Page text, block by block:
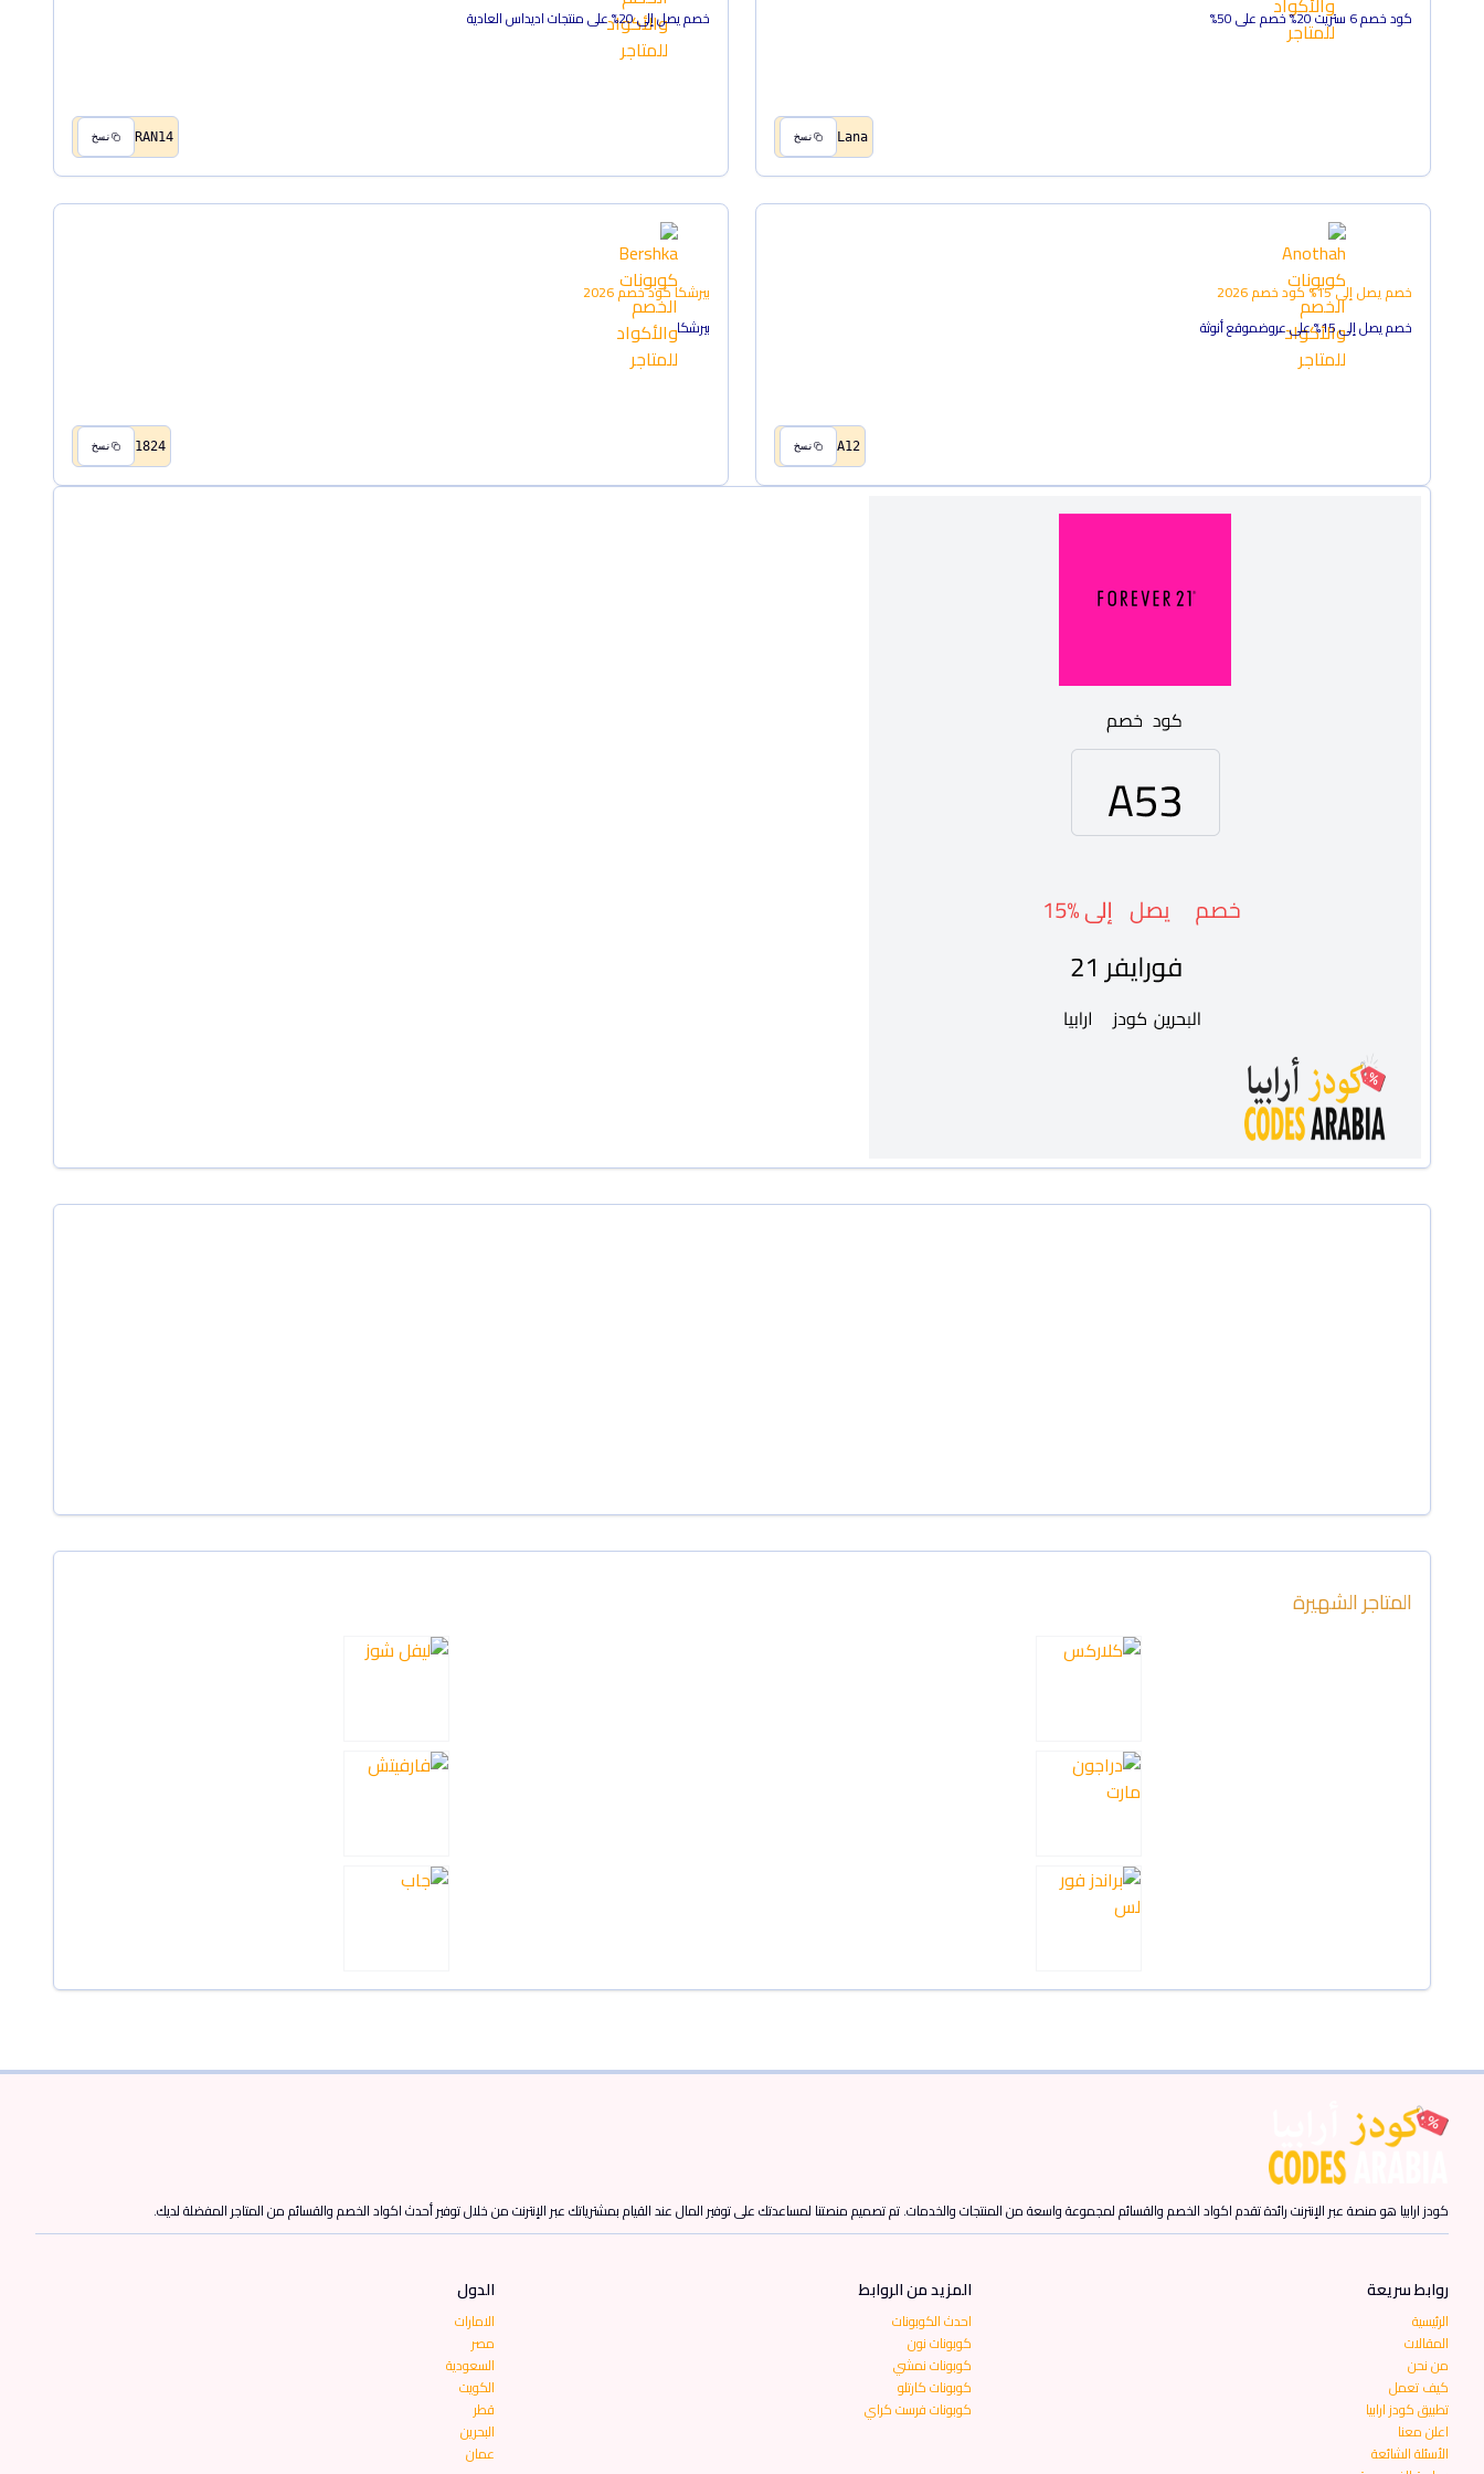
كود خصم 6 ستريت 20% خصم على 50%
Lana نسخ
خصم يصل إلى 20% على منتجات اديداس العادية
RAN14 نسخ
خصم يصل إلى 15% كود خصم2026
خصم يصل إلى 15% على عروضموقع أنوثة
A12 نسخ
بيرشكاكود خصم2026
بيرشكا
1824 نسخ
المتاجر الشهيرة
كودز ارابيا هو منصة عبر الإنترنت رائدة تقدم اكواد الخصم والقسائم لمجموعة واسعة من المنتجات والخدمات. تم تصميم منصتنا لمساعدتك على توفير المال عند القيام بمشترياتك عبر الإنترنت من خلال توفير أحدث اكواد الخصم والقسائم من المتاجر المفضلة لديك.
روابط سريعة
الرئيسية
المقالات
من نحن
كيف تعمل
تطبيق كودز ارابيا
اعلن معنا
الأسئلة الشائعة
المزيد من الروابط
احدث الكوبونات
كوبونات نون
كوبونات نمشي
كوبونات كارتلو
كوبونات فرست كراي
الدول
الامارات
مصر
السعودية
الكويت
قطر
البحرين
عمان